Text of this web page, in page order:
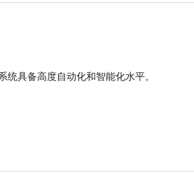
具备高度自动化和智能化水平。